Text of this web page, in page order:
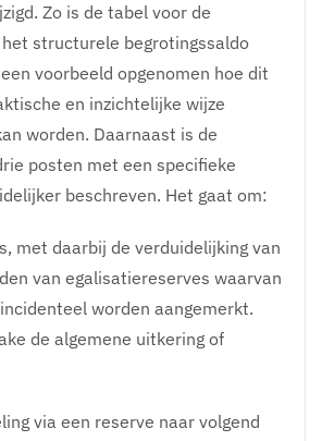
Zo is de tabel voor de
structurele begrotingssaldo
voorbeeld opgenomen hoe dit
en inzichtelijke wijze
worden. Daarnaast is de
posten met een specifieke
beschreven. Het gaat om:
met daarbij de verduidelijking van
van egalisatiereserves waarvan
worden aangemerkt.
de algemene uitkering of
via een reserve naar volgend